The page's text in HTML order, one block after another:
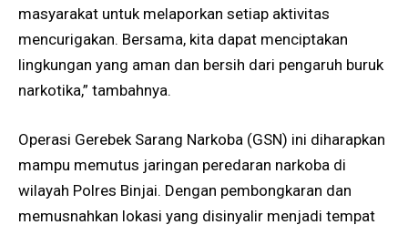
masyarakat untuk melaporkan setiap aktivitas
mencurigakan. Bersama, kita dapat menciptakan
lingkungan yang aman dan bersih dari pengaruh buruk
narkotika,” tambahnya.
Operasi Gerebek Sarang Narkoba (GSN) ini diharapkan
mampu memutus jaringan peredaran narkoba di
wilayah Polres Binjai. Dengan pembongkaran dan
memusnahkan lokasi yang disinyalir menjadi tempat